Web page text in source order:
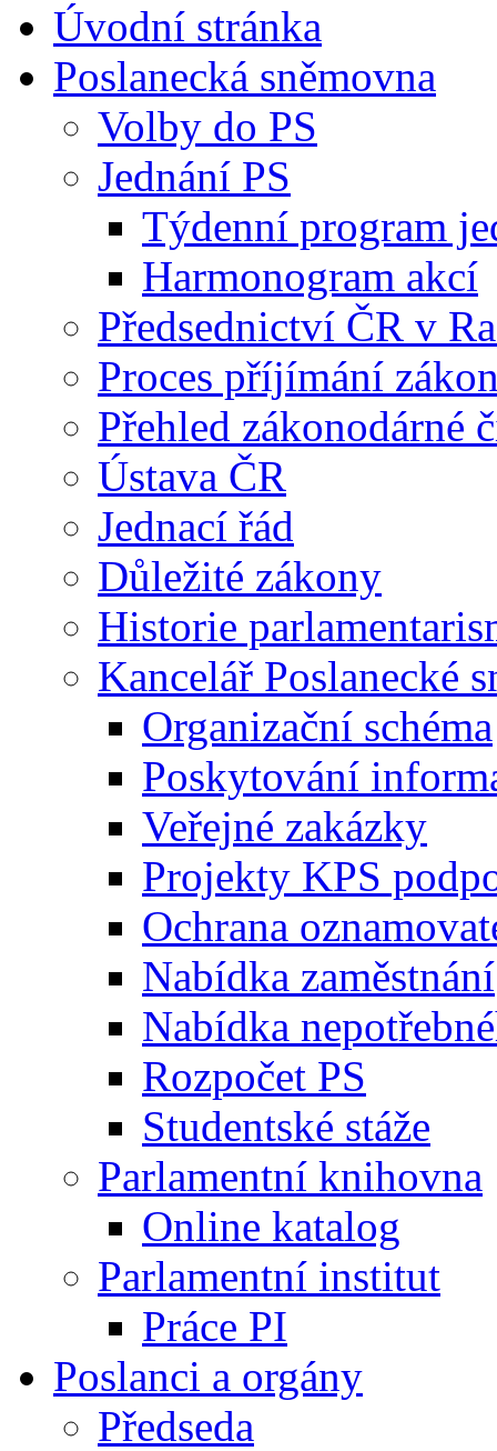
Úvodní stránka
Poslanecká sněmovna
Volby do PS
Jednání PS
Týdenní program
Harmonogram akcí
Předsednictví ČR v
Proces příjímání
Přehled zákonodárné
Ústava ČR
Jednací řád
Důležité zákony
Historie
Kancelář Poslanecké
Organizační schéma
Poskytování
Veřejné zakázky
Projekty KPS
Ochrana
Nabídka zaměstnání
Nabídka
Rozpočet PS
Studentské stáže
Parlamentní knihovna
Online katalog
Parlamentní institut
Práce PI
Poslanci a orgány
Předseda